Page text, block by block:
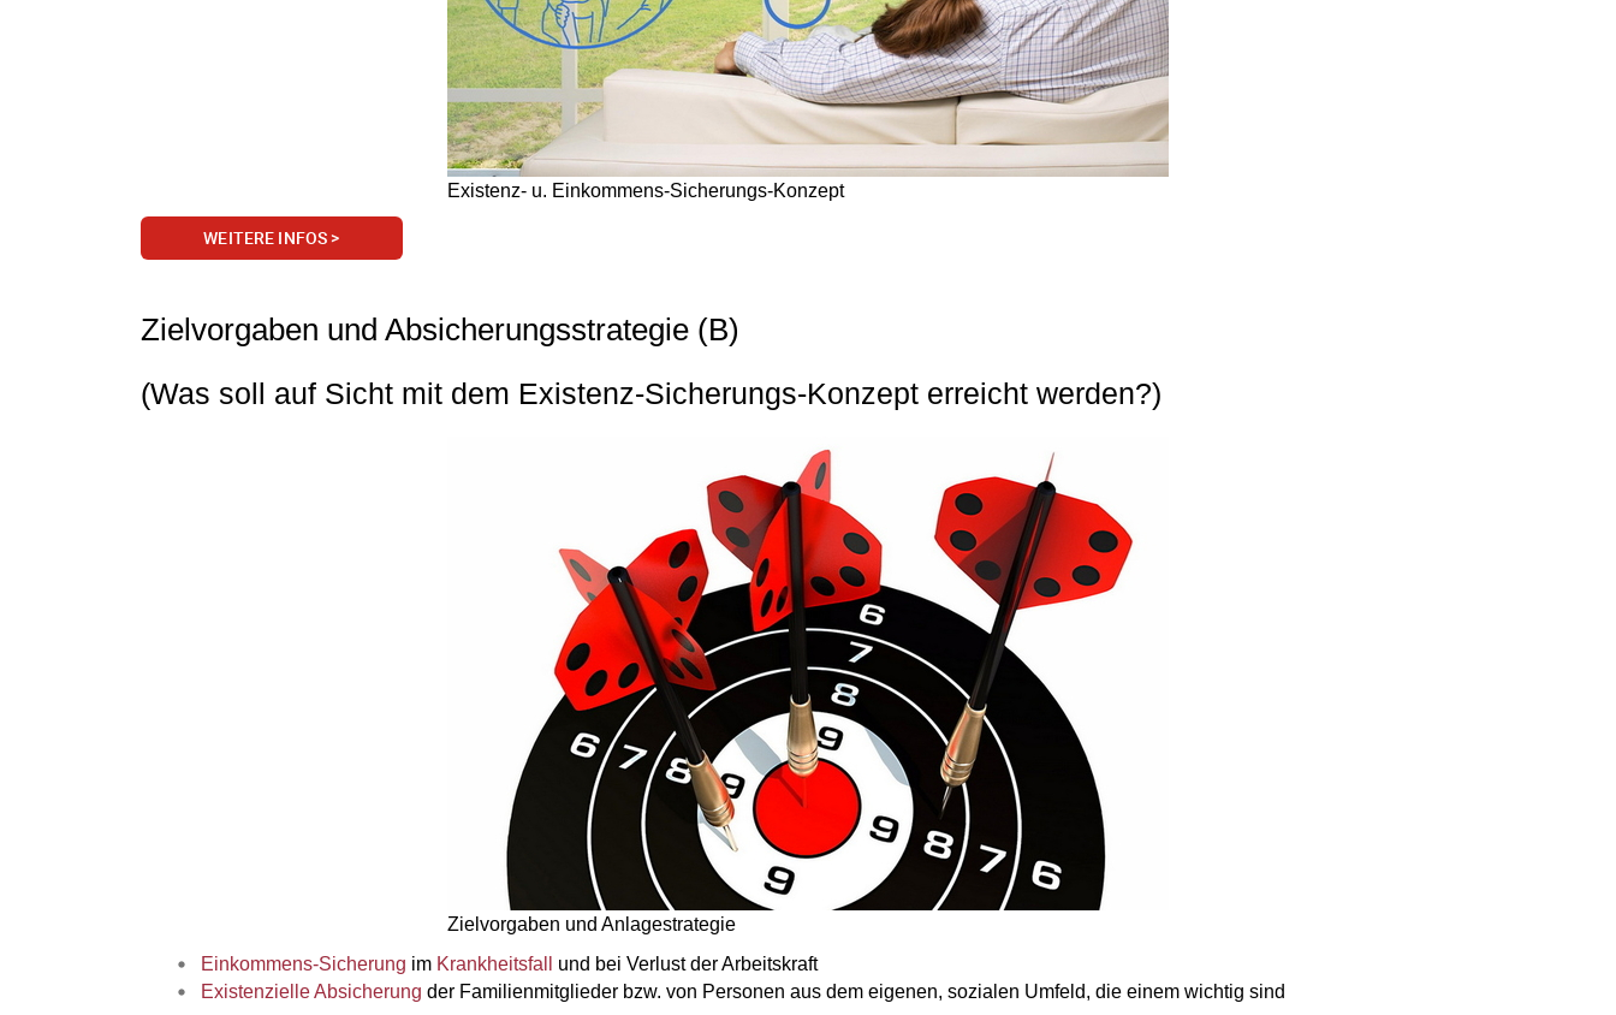
Existenz- u. Einkommens-Sicherungs-Konzept
WEITERE INFOS >
Zielvorgaben und Absicherungsstrategie (B)
(Was soll auf Sicht mit dem Existenz-Sicherungs-Konzept erreicht werden?)
Zielvorgaben und Anlagestrategie
Einkommens-Sicherung im Krankheitsfall
und bei Verlust der Arbeitskraft
Existenzielle Absicherung der Familienmitglieder bzw. von Personen aus dem eigenen, sozialen Umfeld, die einem wichtig sind